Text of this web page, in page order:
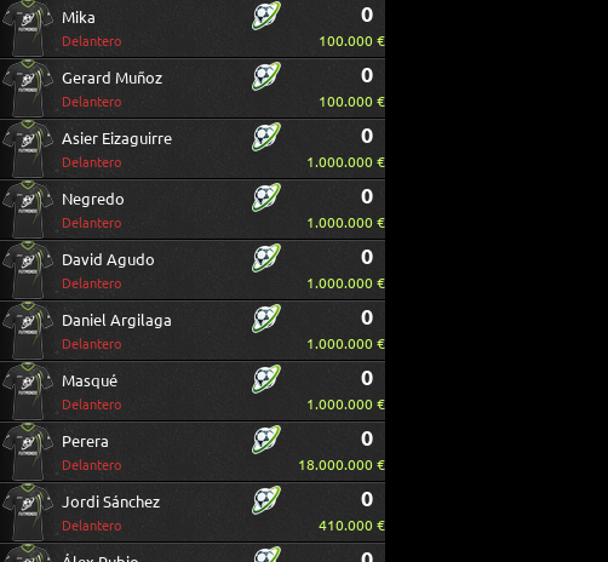
Mika
Delantero
0
100.000 €
Gerard Muñoz
Delantero
0
100.000 €
Asier Eizaguirre
Delantero
0
1.000.000 €
Negredo
Delantero
0
1.000.000 €
David Agudo
Delantero
0
1.000.000 €
Daniel Argilaga
Delantero
0
1.000.000 €
Masqué
Delantero
0
1.000.000 €
Perera
Delantero
0
18.000.000 €
Jordi Sánchez
Delantero
0
410.000 €